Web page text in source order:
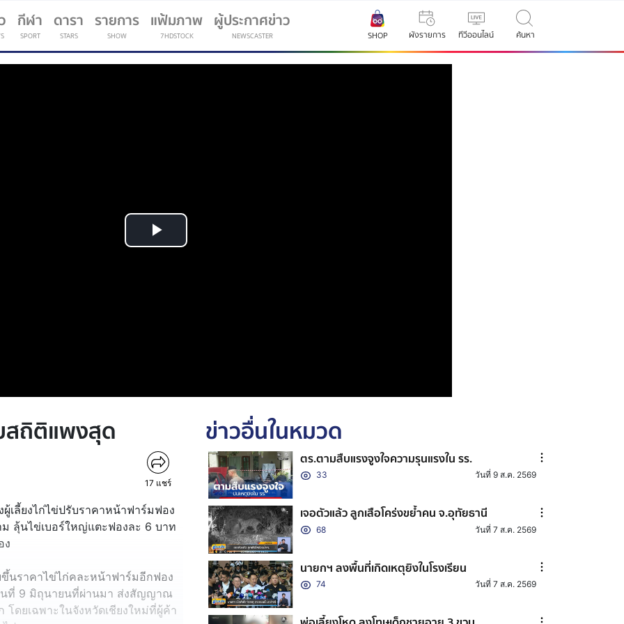
กีฬา
SPORT
(current)
ดารา
STARS
รายการ
SHOW
แฟ้มภาพ
7HDSTOCK
ผู้ประกาศข่าว
NEWSCASTER SHOP ผังรายการ ทีวีออนไลน์ ค้นหา
Play
สถิติแพงสุด
17 แชร์
เลี้ยงไก่ไข่ปรับราคาหน้าฟาร์มฟอง
ลุ้นไข่เบอร์ใหญ่แตะฟองละ 6 บาท
ง
นราคาไข่ไก่คละหน้าฟาร์มอีกฟอง
นที่ 9 มิถุนายนที่ผ่านมา ส่งสัญญาณ
ดยเฉพาะในจังหวัดเชียงใหม่ที่ผู้ค้า
ข่าวอื่นในหมวด
ตร.ตามสืบแรงจูงใจความรุนแรงใน รร.
33 วันที่ 9 ส.ค. 2569
เจอตัวแล้ว ลูกเสือโคร่งขย้ำคน จ.อุทัยธานี
68 วันที่ 7 ส.ค. 2569
นายกฯ ลงพื้นที่เกิดเหตุยิงในโรงเรียน
74 วันที่ 7 ส.ค. 2569